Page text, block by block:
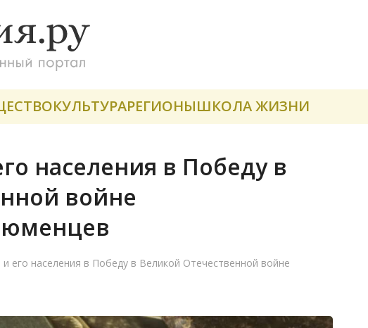
КУЛЬТУРАРЕГИОНЫШКОЛА ЖИЗНИ
населения в Победу в
войне
его населения в Победу в Великой Отечественной войне